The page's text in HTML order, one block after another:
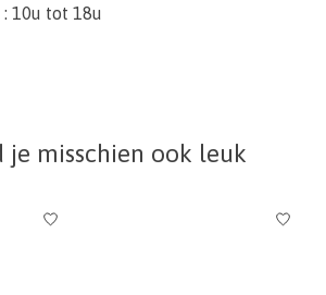
10u tot 18u
je misschien ook leuk